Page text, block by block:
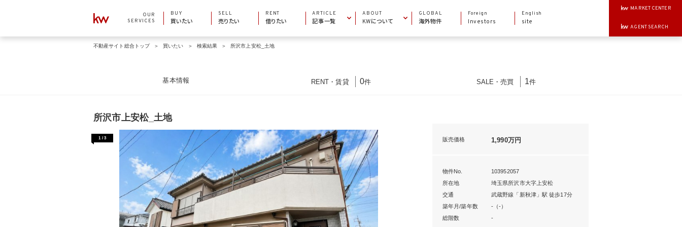
OUR
SERVICES
BUY
買いたい
SELL
売りたい
RENT
借りたい
ARTICLE
記事一覧
エリアガイド
ABOUT
KWについて
加盟店一覧
GLOBAL
海外物件
Foreign
Investors
English
site
MARKET CENTER
AGENT SEARCH
不動産サイト総合トップ 買いたい 検索結果 所沢市上安松_土地
基本情報 RENT ・賃貸 0件 SALE ・売買 1件
所沢市上安松_土地
1/ 3 販売価格 1,990万円
物件No.
103952057
所在地
埼玉県所沢市大字上安松
交通
武蔵野線「新秋津」駅 徒歩17分
築年月/築年数
-（-）
総階数
-